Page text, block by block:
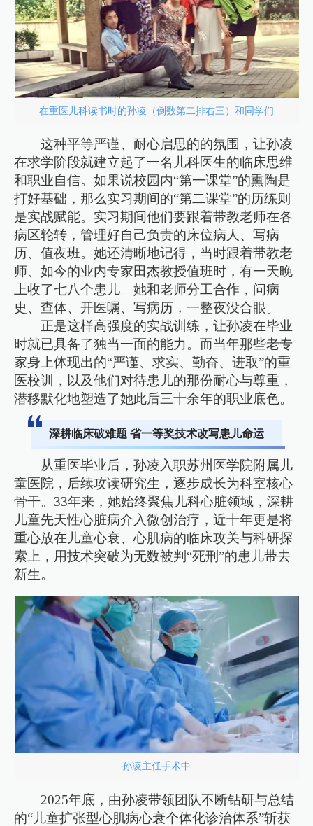
在重医儿科读书时的孙凌（倒数第二排右三）和同学们
这种平等严谨、耐心启思的的氛围，让孙凌
在求学阶段就建立起了一名儿科医生的临床思维
和职业自信。如果说校园内“第一课堂”的熏陶是
打好基础，那么实习期间的“第二课堂”的历练则
是实战赋能。实习期间他们要跟着带教老师在各
病区轮转，管理好自己负责的床位病人、写病
历、值夜班。她还清晰地记得，当时跟着带教老
师、如今的业内专家田杰教授值班时，有一天晚
上收了七八个患儿。她和老师分工合作，问病
史、查体、开医嘱、写病历，一整夜没合眼。
正是这样高强度的实战训练，让孙凌在毕业
时就已具备了独当一面的能力。而当年那些老专
家身上体现出的“严谨、求实、勤奋、进取”的重
医校训，以及他们对待患儿的那份耐心与尊重，
潜移默化地塑造了她此后三十余年的职业底色。
深耕临床破难题 省一等奖技术改写患儿命运
从重医毕业后，孙凌入职苏州医学院附属儿
童医院，后续攻读研究生，逐步成长为科室核心
骨干。33年来，她始终聚焦儿科心脏领域，深耕
儿童先天性心脏病介入微创治疗，近十年更是将
重心放在儿童心衰、心肌病的临床攻关与科研探
索上，用技术突破为无数被判“死刑”的患儿带去
新生。
孙凌主任手术中
2025年底，由孙凌带领团队不断钻研与总结
的“儿童扩张型心肌病心衰个体化诊治体系”斩获